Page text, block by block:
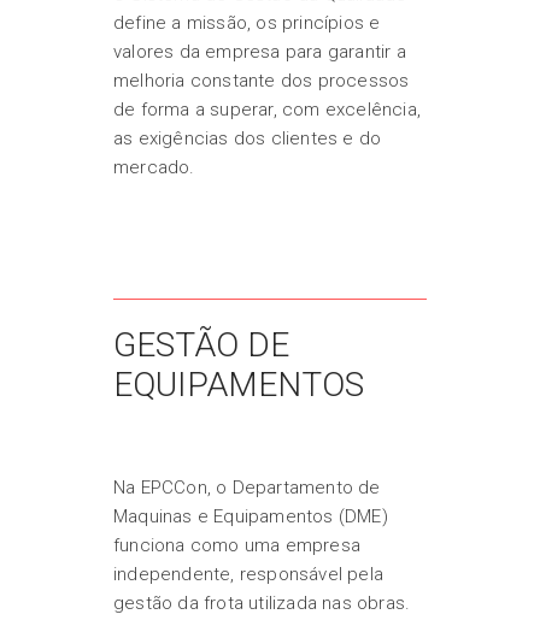
define a missão, os princípios e
valores da empresa para garantir a
melhoria constante dos processos
de forma a superar, com excelência,
as exigências dos clientes e do
mercado.
GESTÃO DE
EQUIPAMENTOS
Na EPCCon, o Departamento de
Maquinas e Equipamentos (DME)
funciona como uma empresa
independente, responsável pela
gestão da frota utilizada nas obras.